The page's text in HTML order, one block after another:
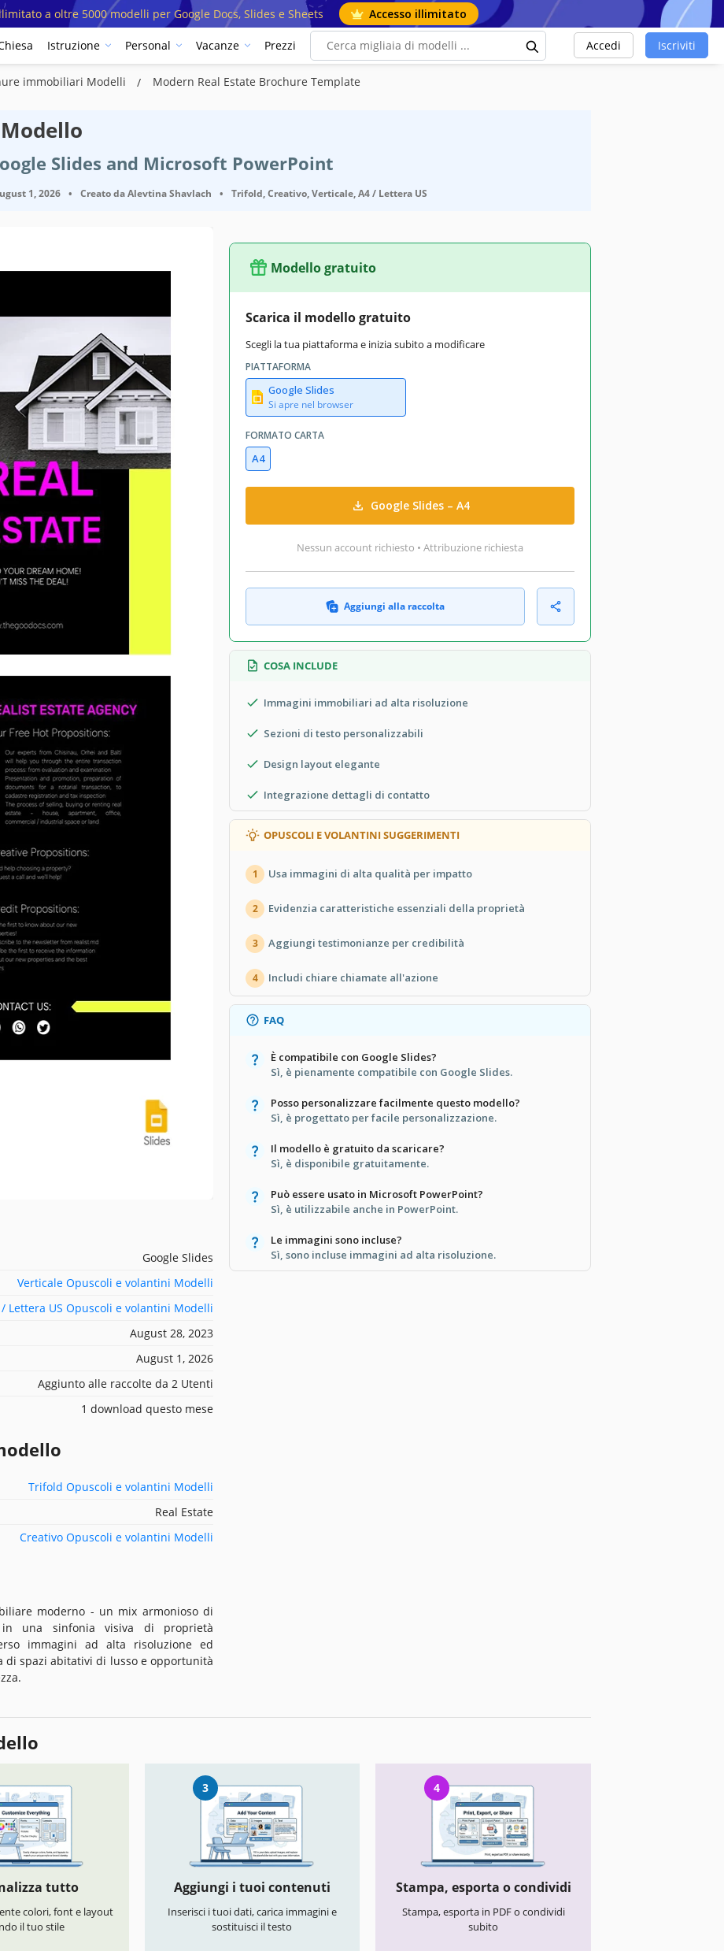
a oltre 5000 modelli per Google Docs, Slides e Sheets Accesso illimitato
Istruzione Personal Vacanze Prezzi Accedi Iscriviti
immobiliari Modelli Modern Real Estate Brochure Template
Slides and Microsoft PowerPoint
1, 2026 • Creato daAlevtina Shavlach • Trifold, Creativo, Verticale, A4 / Lettera US
Google Slides
Verticale Opuscoli e volantini Modelli
/ Lettera US Opuscoli e volantini Modelli
August 28, 2023
August 1, 2026
Aggiunto alle raccolte da 2 Utenti
1 download questo mese
Trifold Opuscoli e volantini Modelli
Real Estate
Creativo Opuscoli e volantini Modelli
moderno - un mix armonioso di
una sinfonia visiva di proprietà
immagini ad alta risoluzione ed
spazi abitativi di lusso e opportunità
Modello gratuito
Scarica il modello gratuito
Scegli la tua piattaforma e inizia subito a modificare
PIATTAFORMA
Google Slides
Si apre nel browser
FORMATO CARTA
A4
Google Slides – A4
Nessun account richiesto • Attribuzione richiesta
Aggiungi alla raccolta
COSA INCLUDE
Immagini immobiliari ad alta risoluzione
Sezioni di testo personalizzabili
Design layout elegante
Integrazione dettagli di contatto
OPUSCOLI E VOLANTINI SUGGERIMENTI
1 Usa immagini di alta qualità per impatto
2 Evidenzia caratteristiche essenziali della proprietà
3 Aggiungi testimonianze per credibilità
4 Includi chiare chiamate all'azione
FAQ
È compatibile con Google Slides?
Sì, è pienamente compatibile con Google Slides.
Posso personalizzare facilmente questo modello?
Sì, è progettato per facile personalizzazione.
Il modello è gratuito da scaricare?
Sì, è disponibile gratuitamente.
Può essere usato in Microsoft PowerPoint?
Sì, è utilizzabile anche in PowerPoint.
Le immagini sono incluse?
Sì, sono incluse immagini ad alta risoluzione.
tutto
colori, font e layout
il tuo stile
3
Aggiungi i tuoi contenuti
Inserisci i tuoi dati, carica immagini e
sostituisci il testo
4
Stampa, esporta o condividi
Stampa, esporta in PDF o condividi
subito